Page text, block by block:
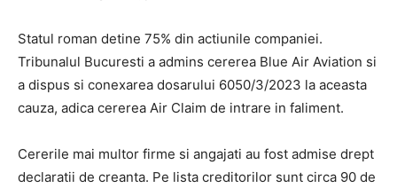
Statul roman detine 75% din actiunile companiei.
Tribunalul Bucuresti a admins cererea Blue Air Aviation si
a dispus si conexarea dosarului 6050/3/2023 la aceasta
cauza, adica cererea Air Claim de intrare in faliment.
Cererile mai multor firme si angajati au fost admise drept
declaratii de creanta. Pe lista creditorilor sunt circa 90 de